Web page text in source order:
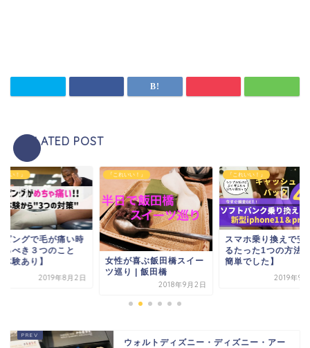
RELATED POST
いい！』
ピングで毛が痛い時
るべき３つのこと
験あり】
2019年8月2日
『これいい！』
女性が喜ぶ飯田橋スイー
ツ巡り | 飯田橋
2018年9月2日
『これいい！』
スマホ乗り換えで安
るたった1つの方法
簡単でした】
2019年9
ウォルトディズニー・ディズニー・アー